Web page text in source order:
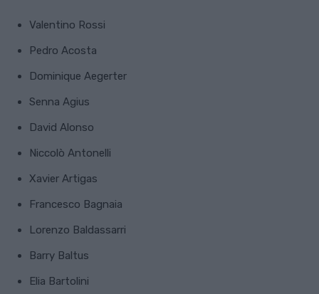
Valentino Rossi
Pedro Acosta
Dominique Aegerter
Senna Agius
David Alonso
Niccolò Antonelli
Xavier Artigas
Francesco Bagnaia
Lorenzo Baldassarri
Barry Baltus
Elia Bartolini